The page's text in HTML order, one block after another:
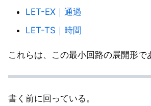
LET-EX｜通過
LET-TS｜時間
これらは、この最小回路の展開形で
書く前に回っている。